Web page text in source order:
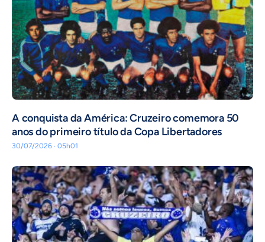
A conquista da América: Cruzeiro comemora 50
anos do primeiro título da Copa Libertadores
30/07/2026 · 05h01